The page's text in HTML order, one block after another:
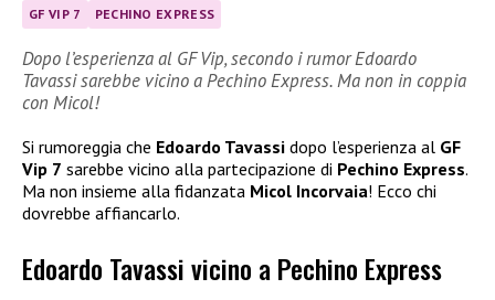
GF VIP 7 PECHINO EXPRESS
Dopo l’esperienza al GF Vip, secondo i rumor Edoardo
Tavassi sarebbe vicino a Pechino Express. Ma non in coppia
con Micol!
Si rumoreggia che Edoardo Tavassi dopo l’esperienza al GF
Vip 7 sarebbe vicino alla partecipazione di Pechino Express.
Ma non insieme alla fidanzata Micol Incorvaia! Ecco chi
dovrebbe affiancarlo.
Edoardo Tavassi vicino a Pechino Express